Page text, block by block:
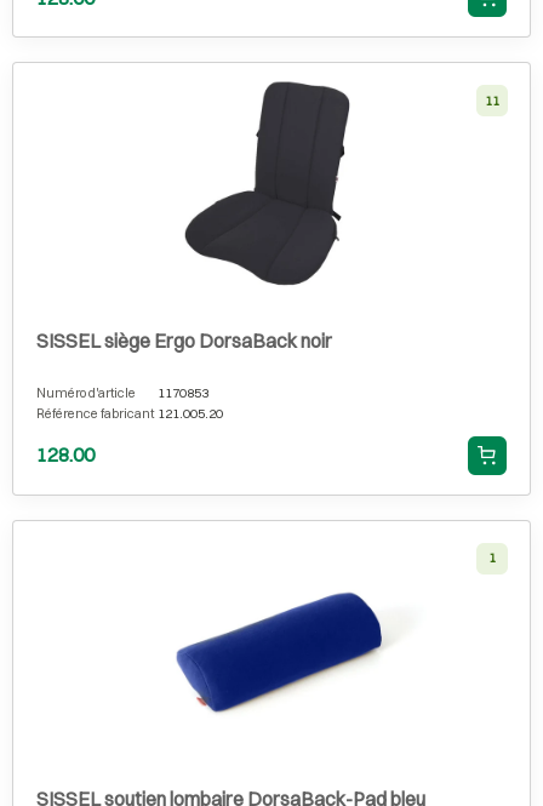
11
SISSEL siège Ergo DorsaBack noir
Numéro d'article
1170853
Référence fabricant 121.005.20
128.00
1
SISSEL soutien lombaire DorsaBack-Pad bleu